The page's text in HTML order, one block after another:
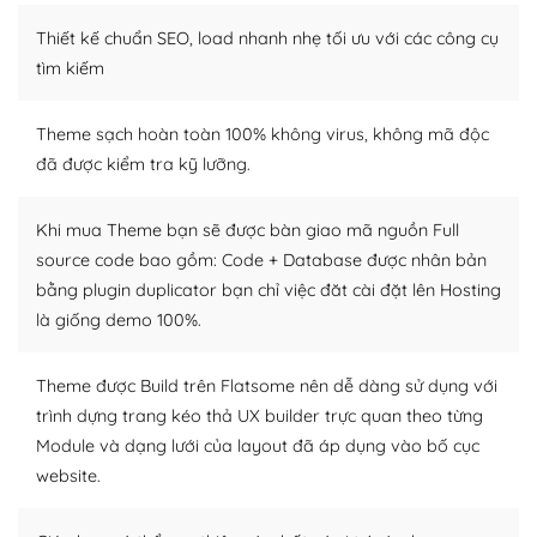
WordPress là nơi lưu trữ cho một diễn đàn cộng đồng
người cuồng tín WordPress.
Nếu bạn gặp khó khăn, bạn có thể lên mạng và tìm
lời, giải đáp vấn đề của bạn.
Cộng đồng sử dụng WordPress sẵn sàng hỗ trợ bạn
– Đa dạng plugin và themes
Plugin mở rộng là thành phần cài đặt thêm vào
WordPress để tăng thêm các tính năng cần thiết. Có
nhiều plugin trả phí hoặc miễn phí.
Nhờ lượng người dùng đông đảo, thư viện themes và
Thiết kế chuẩn SEO, load nhanh nhẹ tối ưu với các công cụ
tìm kiếm
Theme sạch hoàn toàn 100% không virus, không mã độc
đã được kiểm tra kỹ lưỡng.
Khi mua Theme bạn sẽ được bàn giao mã nguồn Full
source code bao gồm: Code + Database được nhân bản
bằng plugin duplicator bạn chỉ việc đăt cài đặt lên Hosting
là giống demo 100%.
Theme được Build trên Flatsome nên dễ dàng sử dụng với
trình dựng trang kéo thả UX builder trực quan theo từng
Module và dạng lưới của layout đã áp dụng vào bố cục
website.